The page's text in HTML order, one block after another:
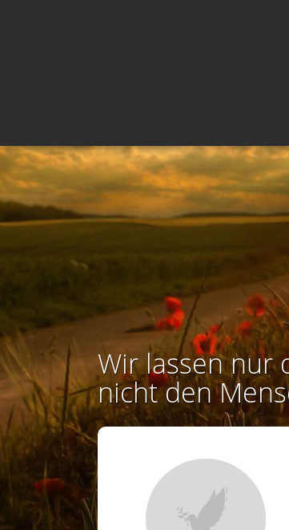
Wir lassen nur
nicht den